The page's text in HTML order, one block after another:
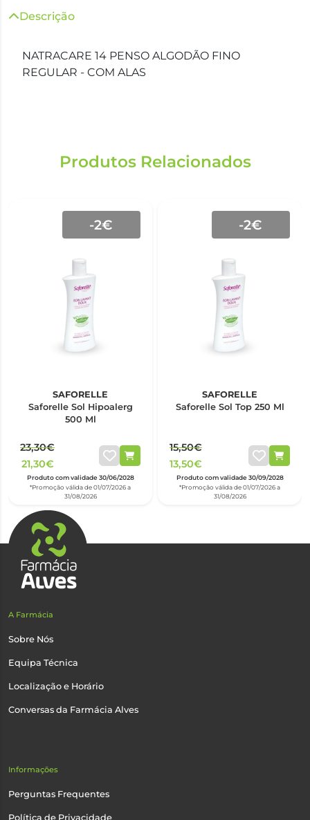
Descrição
NATRACARE 14 PENSO ALGODÃO FINO
REGULAR - COM ALAS
Produtos Relacionados
-2€
*Promoção válida de 01/07/2026 a
31/08/2026
SAFORELLE
Saforelle Sol Hipoalerg
500 Ml
23,30€
21,30€
Produto com validade 30/06/2028
-2€
*Promoção válida de 01/07/2026 a
31/08/2026
SAFORELLE
Saforelle Sol Top 250 Ml
15,50€
13,50€
Produto com validade 30/09/2028
A Farmácia
Sobre Nós
Equipa Técnica
Localização e Horário
Conversas da Farmácia Alves
Informações
Perguntas Frequentes
Política de Privacidade